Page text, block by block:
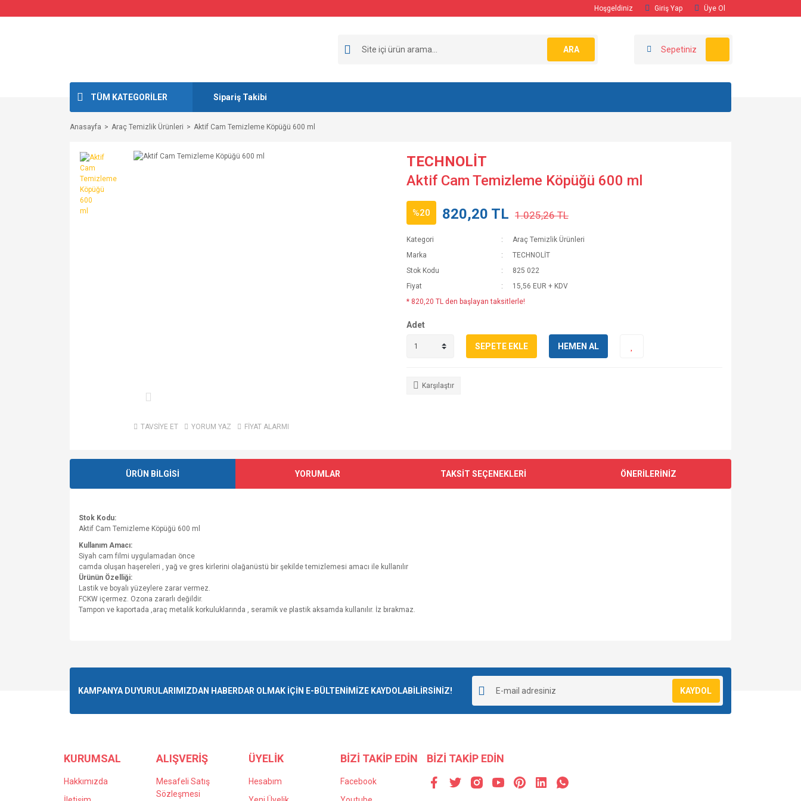
Hoşgeldiniz Giriş Yap Üye Ol
ARA Sepetiniz
TÜM KATEGORİLER Sipariş Takibi
Anasayfa Araç Temizlik Ürünleri Aktif Cam Temizleme Köpüğü 600 ml
TAVSİYE ET YORUM YAZ FİYAT ALARMI
TECHNOLİT
Aktif Cam Temizleme Köpüğü 600 ml
%20 820,20 TL 1.025,26 TL
Kategori
Araç Temizlik Ürünleri
Marka
TECHNOLİT
Stok Kodu
825 022
Fiyat
15,56 EUR + KDV
* 820,20 TL den başlayan taksitlerle!
Adet
SEPETE EKLE HEMEN AL
Karşılaştır
ÜRÜN BİLGİSİ YORUMLAR TAKSİT SEÇENEKLERİ ÖNERİLERİNİZ
Stok Kodu:
Aktif Cam Temizleme Köpüğü 600 ml
Kullanım Amacı:
Siyah cam filmi uygulamadan önce
camda oluşan haşereleri , yağ ve gres kirlerini olağanüstü bir şekilde temizlemesi amacı ile kullanılır
Ürünün Özelliği:
Lastik ve boyalı yüzeylere zarar vermez.
FCKW içermez. Ozona zararlı değildir.
Tampon ve kaportada ,araç metalik korkuluklarında , seramik ve plastik aksamda kullanılır. İz bırakmaz.
Ürün resmi kalitesiz, bozuk veya görüntülenemiyor.
Bu ürüne benzer farklı alternatifler olmalı.
KAMPANYA DUYURULARIMIZDAN HABERDAR OLMAK İÇİN E-BÜLTENİMİZE KAYDOLABİLİRSİNİZ! KAYDOL
KURUMSAL
Hakkımızda
ALIŞVERİŞ
Mesafeli Satış
Sözleşmesi
ÜYELİK
Hesabım
BİZİ TAKİP EDİN
Facebook
BİZİ TAKİP EDİN